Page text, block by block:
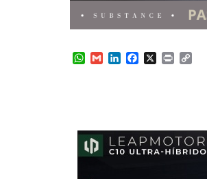
W
p
p
G
I
n
o
k
X
P
n
k